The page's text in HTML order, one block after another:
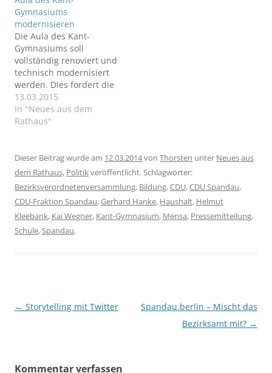
Gymnasiums
modernisieren
Die Aula des Kant-
Gymnasiums soll
vollständig renoviert und
technisch modernisiert
werden. Dies fordert die
CDU-Fraktion Spandau in
einem Antrag in der
kommenden
13.03.2015
In "Neues aus dem
Rathaus"
Dieser Beitrag wurde am 12.03.2014von Thorsten unter Neues aus
dem Rathaus, Politikveröffentlicht. Schlagwörter:
Bezirksverordnetenversammlung, Bildung,CDU,CDU Spandau,
CDU-Fraktion Spandau,Gerhard Hanke, Haushalt, Helmut
Kleebank, Kai Wegner, Kant-Gymnasium, Mensa, Pressemitteilung,
Schule,Spandau.
Beitragsnavigation
← Storytelling mit Twitter
Spandau.berlin – Mischt das
Bezirksamt mit? →
Kommentar verfassen